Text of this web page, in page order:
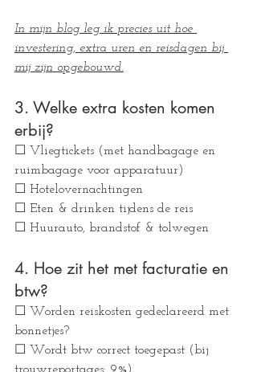
In mijn blog leg ik precies uit hoe
investering, extra uren en reisdagen bij
mij zijn opgebouwd.
3. Welke extra kosten komen
erbij?
☐ Vliegtickets (met handbagage en
ruimbagage voor apparatuur)
☐ Hotelovernachtingen
☐ Eten & drinken tijdens de reis
☐ Huurauto, brandstof & tolwegen
4. Hoe zit het met facturatie en
btw?
☐ Worden reiskosten gedeclareerd met
bonnetjes?
☐ Wordt btw correct toegepast (bij